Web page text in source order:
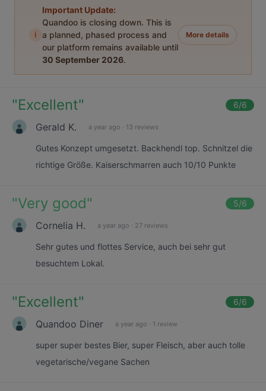
i
Important Update:
Quandoo is closing down. This is
a planned, phased process and
our platform remains available until
30 September 2026.
More details
"Excellent" 6/6
Gerald K. a year ago · 13 reviews
Gutes Konzept umgesetzt. Backhendl top. Schnitzel die
richtige Größe. Kaiserschmarren auch 10/10 Punkte
"Very good" 5/6
Cornelia H. a year ago · 27 reviews
Sehr gutes und flottes Service, auch bei sehr gut
besuchtem Lokal.
"Excellent" 6/6
Quandoo Diner a year ago · 1 review
super super bestes Bier, super Fleisch, aber auch tolle
vegetarische/vegane Sachen